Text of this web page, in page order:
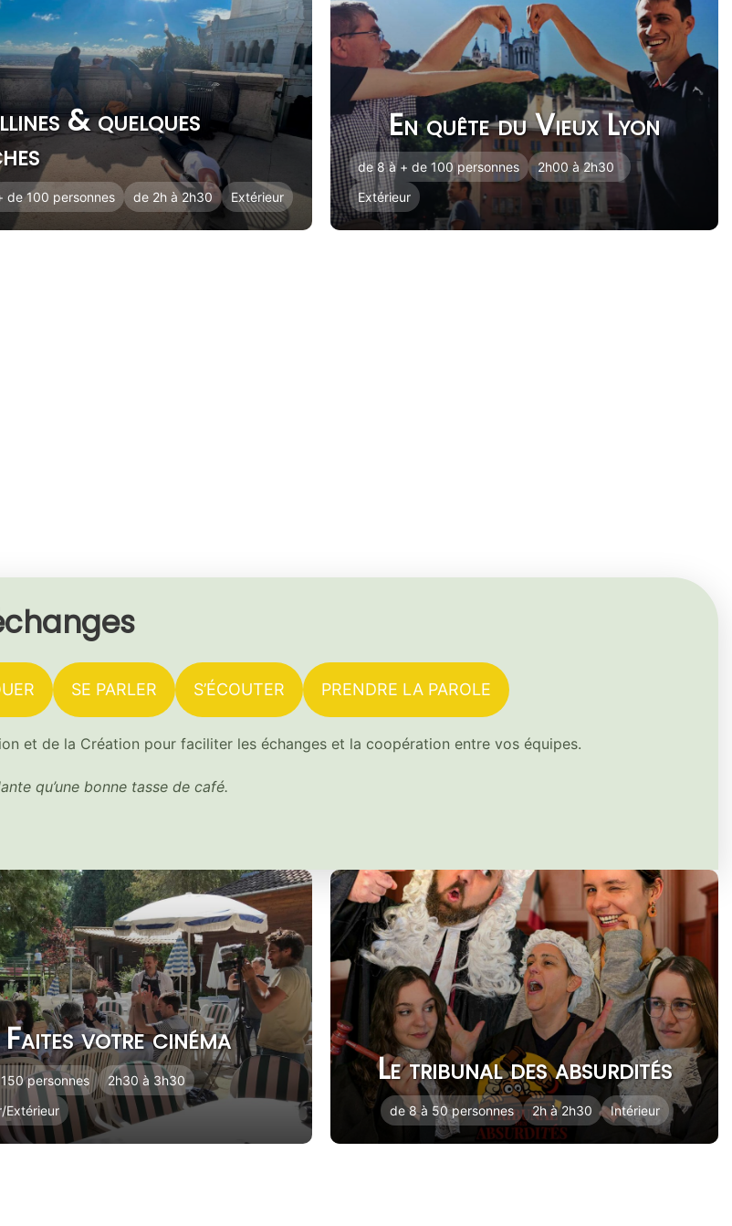
& quelques
de 100 personnes de 2h à 2h30 Extérieur
En quête du Vieux Lyon
de 8 à + de 100 personnes
2h00 à 2h30
Extérieur
SE PARLER S’ÉCOUTER PRENDRE LA PAROLE
et de la Création pour faciliter les échanges et la coopération entre vos équipes.
qu’une bonne tasse de café.
Faites votre cinéma
personnes
2h30 à 3h30
Extérieur
Le tribunal des absurdités
de 8 à 50 personnes 2h à 2h30 Intérieur